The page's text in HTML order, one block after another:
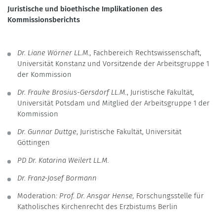
Juristische und bioethische Implikationen des
Kommissionsberichts
Dr. Liane Wörner LL.M., Fachbereich Rechtswissenschaft,
Universität Konstanz und Vorsitzende der Arbeitsgruppe 1
der Kommission
Dr. Frauke Brosius-Gersdorf LL.M., Juristische Fakultät,
Universität Potsdam und Mitglied der Arbeitsgruppe 1 der
Kommission
Dr. Gunnar Duttge, Juristische Fakultät, Universität
Göttingen
PD Dr. Katarina Weilert LL.M.
Dr. Franz-Josef Bormann
Moderation: Prof. Dr. Ansgar Hense, Forschungsstelle für
Katholisches Kirchenrecht des Erzbistums Berlin